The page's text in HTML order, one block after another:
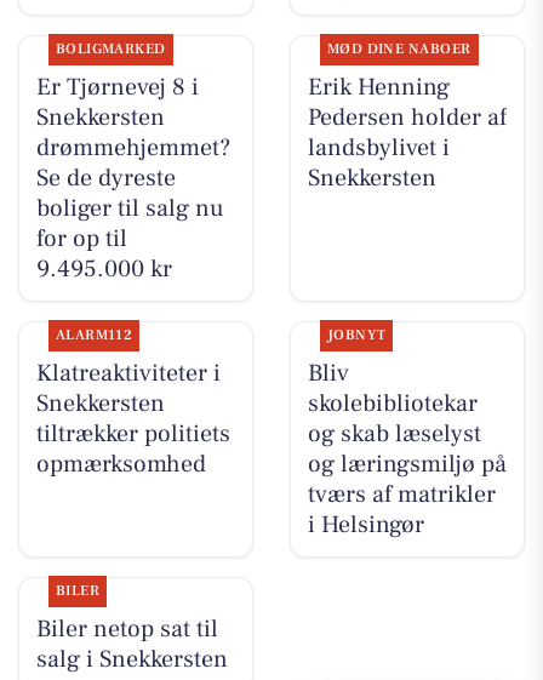
BOLIGMARKED
Er Tjørnevej 8 i
Snekkersten
drømmehjemmet?
Se de dyreste
boliger til salg nu
for op til
9.495.000 kr
MØD DINE NABOER
Erik Henning
Pedersen holder af
landsbylivet i
Snekkersten
ALARM112
Klatreaktiviteter i
Snekkersten
tiltrækker politiets
opmærksomhed
JOBNYT
Bliv
skolebibliotekar
og skab læselyst
og læringsmiljø på
tværs af matrikler
i Helsingør
BILER
Biler netop sat til
salg i Snekkersten